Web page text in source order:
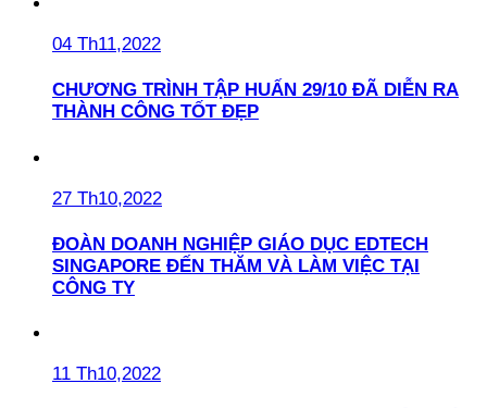
04 Th11,2022
CHƯƠNG TRÌNH TẬP HUẤN 29/10 ĐÃ DIỄN RA
THÀNH CÔNG TỐT ĐẸP
27 Th10,2022
ĐOÀN DOANH NGHIỆP GIÁO DỤC EDTECH
SINGAPORE ĐẾN THĂM VÀ LÀM VIỆC TẠI
CÔNG TY
11 Th10,2022